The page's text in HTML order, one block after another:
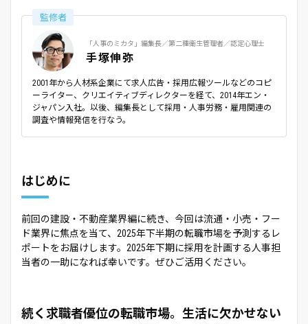
監修者
「人事のミカタ」編集長／第二種衛生管理者／認定心理士
手塚伸弥
2001年から人材系企業にて求人広告・採用広報ツールなどのコピ
ーライター、クリエイティブディレクターを経て、2014年エン・
ジャパン入社。以後、編集長として採用・人事労務・雇用関連の
調査や情報発信を行なう。
はじめに
前回の建設・不動産業界編に続き、今回は流通・小売・フー
ド業界に焦点を当て、2025年下半期の転職市場を予測するレ
ポートをお届けします。2025年下期に採用を計画する人事担
当者の一助になれば幸いです。ぜひご活用ください。
続く求職者優位の転職市場。生活に欠かせない